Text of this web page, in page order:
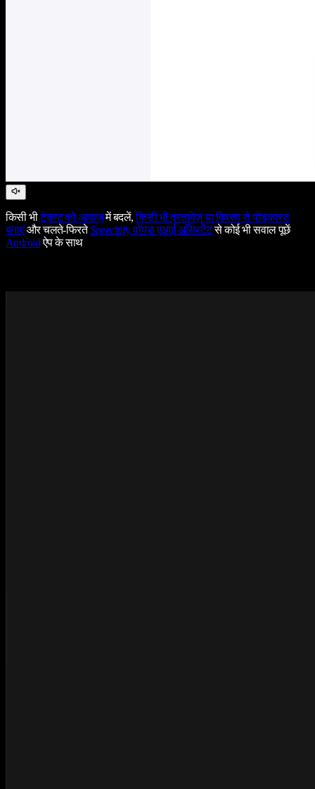
किसी भीटेक्स्ट को आवाज़में बदलें,किसी भी दस्तावेज़ या विवरण से पोडकास्ट
बनाएंऔर चलते-फिरतेSpeechify वॉयस एआई असिस्टेंटसे कोई भी सवाल पूछें
Androidऐप के साथ